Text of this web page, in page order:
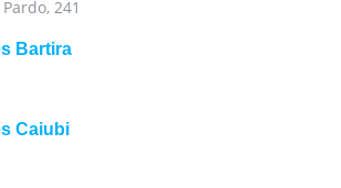
241
Bartira
Caiubi